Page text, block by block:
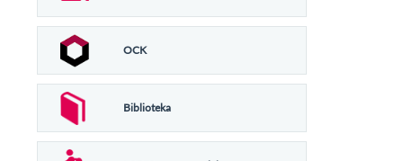
OCK
Biblioteka